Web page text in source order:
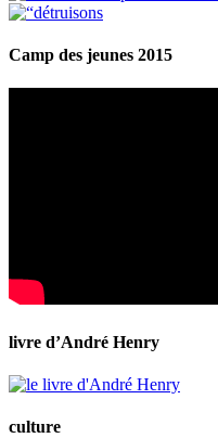
Camp des jeunes 2015
livre d’André Henry
culture